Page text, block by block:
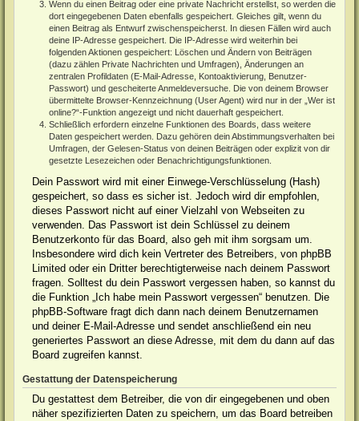
Wenn du einen Beitrag oder eine private Nachricht erstellst, so werden die
dort eingegebenen Daten ebenfalls gespeichert. Gleiches gilt, wenn du
einen Beitrag als Entwurf zwischenspeicherst. In diesen Fällen wird auch
deine IP-Adresse gespeichert. Die IP-Adresse wird weiterhin bei
folgenden Aktionen gespeichert: Löschen und Ändern von Beiträgen
(dazu zählen Private Nachrichten und Umfragen), Änderungen an
zentralen Profildaten (E-Mail-Adresse, Kontoaktivierung, Benutzer-
Passwort) und gescheiterte Anmeldeversuche. Die von deinem Browser
übermittelte Browser-Kennzeichnung (User Agent) wird nur in der „Wer ist
online?“-Funktion angezeigt und nicht dauerhaft gespeichert.
Schließlich erfordern einzelne Funktionen des Boards, dass weitere
Daten gespeichert werden. Dazu gehören dein Abstimmungsverhalten bei
Umfragen, der Gelesen-Status von deinen Beiträgen oder explizit von dir
gesetzte Lesezeichen oder Benachrichtigungsfunktionen.
Dein Passwort wird mit einer Einwege-Verschlüsselung (Hash)
gespeichert, so dass es sicher ist. Jedoch wird dir empfohlen,
dieses Passwort nicht auf einer Vielzahl von Webseiten zu
verwenden. Das Passwort ist dein Schlüssel zu deinem
Benutzerkonto für das Board, also geh mit ihm sorgsam um.
Insbesondere wird dich kein Vertreter des Betreibers, von phpBB
Limited oder ein Dritter berechtigterweise nach deinem Passwort
fragen. Solltest du dein Passwort vergessen haben, so kannst du
die Funktion „Ich habe mein Passwort vergessen“ benutzen. Die
phpBB-Software fragt dich dann nach deinem Benutzernamen
und deiner E-Mail-Adresse und sendet anschließend ein neu
generiertes Passwort an diese Adresse, mit dem du dann auf das
Board zugreifen kannst.
Gestattung der Datenspeicherung
Du gestattest dem Betreiber, die von dir eingegebenen und oben
näher spezifizierten Daten zu speichern, um das Board betreiben